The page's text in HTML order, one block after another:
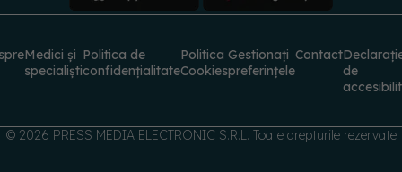
Medici și Politica de
Politica Gestionați Contact
© 2026 PRESS MEDIA ELECTRONIC S.R.L. Toate drepturile rezervate